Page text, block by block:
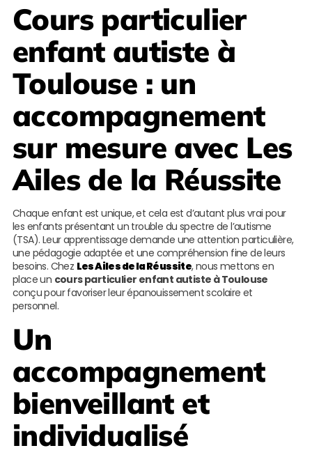
Cours particulier
enfant autiste à
Toulouse : un
accompagnement
sur mesure avec Les
Ailes de la Réussite
Chaque enfant est unique, et cela est d’autant plus vrai pour
les enfants présentant un trouble du spectre de l’autisme
(TSA). Leur apprentissage demande une attention particulière,
une pédagogie adaptée et une compréhension fine de leurs
besoins. Chez Les Ailes de la Réussite, nous mettons en
place un cours particulier enfant autiste à Toulouse
conçu pour favoriser leur épanouissement scolaire et
personnel.
Un
accompagnement
bienveillant et
individualisé